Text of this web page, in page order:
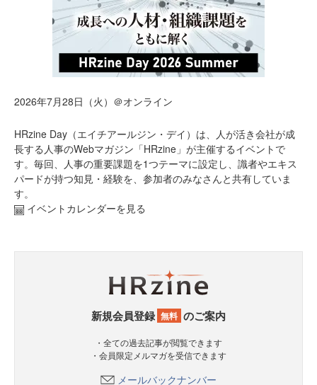
2026年7月28日（火）＠オンライン
HRzine Day（エイチアールジン・デイ）は、人が活き会社が成
長する人事のWebマガジン「HRzine」が主催するイベントで
す。毎回、人事の重要課題を1つテーマに設定し、識者やエキス
パードが持つ知見・経験を、参加者のみなさんと共有していま
す。
イベントカレンダーを見る
新規会員登録 無料 のご案内
・全ての過去記事が閲覧できます
・会員限定メルマガを受信できます
メールバックナンバー